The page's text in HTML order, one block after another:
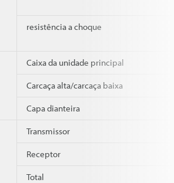
resistência a choque
Caixa da unidade principal
Carcaça alta/carcaça baixa
Capa dianteira
Transmissor
Receptor
Total